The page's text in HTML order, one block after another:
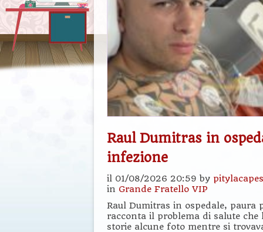
Raul Dumitras in
infezione
il 01/08/2026 20:59 by
in Grande Fratello VIP
Raul Dumitras in ospedale, paura
racconta il problema di salute
storie alcune foto mentre si